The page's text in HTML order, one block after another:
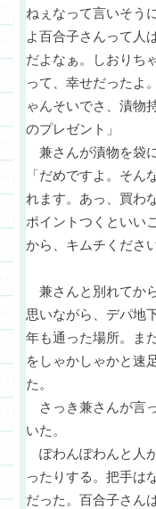
ねぇなって言いそう
よ百合子さんって人
だよなぁ。しおりち
って、幸せだったよ
ゃんそいでさ、漬物
のプレゼント」
兼さんが漬物を袋
「だめですよ。そん
れます。あっ、買わ
ポイントつくといい
から、キムチくださ
兼さんと別れてか
思いながら、デパ地
年も通った場所。ま
をしゃかしゃかと速
た。
さっき兼さんが言
いた。
ぽわんぽわんと人
ったりする。把手は
だった。百合子さん